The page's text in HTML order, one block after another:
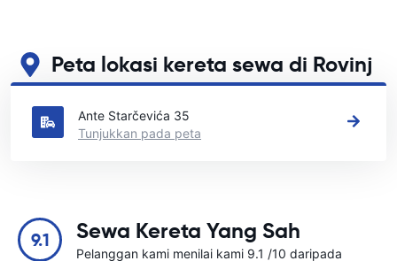
Peta lokasi kereta sewa di Rovinj
Lihat lokasi sewa kereta utama kami di Rovinj
Ante Starčevića 35
Tunjukkan pada peta
9.1 Sewa Kereta Yang Sah
Pelanggan kami menilai kami 9.1 /10 daripada